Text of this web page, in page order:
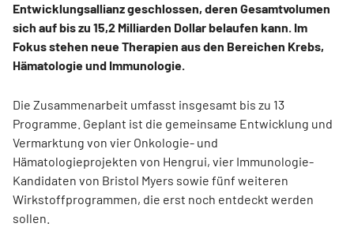
Entwicklungsallianz geschlossen, deren Gesamtvolumen
sich auf bis zu 15,2 Milliarden Dollar belaufen kann. Im
Fokus stehen neue Therapien aus den Bereichen Krebs,
Hämatologie und Immunologie.
Die Zusammenarbeit umfasst insgesamt bis zu 13
Programme. Geplant ist die gemeinsame Entwicklung und
Vermarktung von vier Onkologie- und
Hämatologieprojekten von Hengrui, vier Immunologie-
Kandidaten von Bristol Myers sowie fünf weiteren
Wirkstoffprogrammen, die erst noch entdeckt werden
sollen.